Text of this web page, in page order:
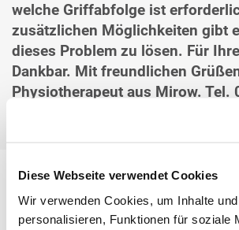
Diese Webseite verwendet Cookies
Wir verwenden Cookies, um Inhalte
personalisieren, Funktionen für soziale
welche Griffabfolge ist
zusätzlichen Möglichkeiten gibt
dieses Problem zu lösen. Für
Dankbar. Mit freundlichen
Physiotherapeut aus Mirow. Tel.
Stefan Fröhlich
Antwort von Stefan Fröhlich am 00.00.2011